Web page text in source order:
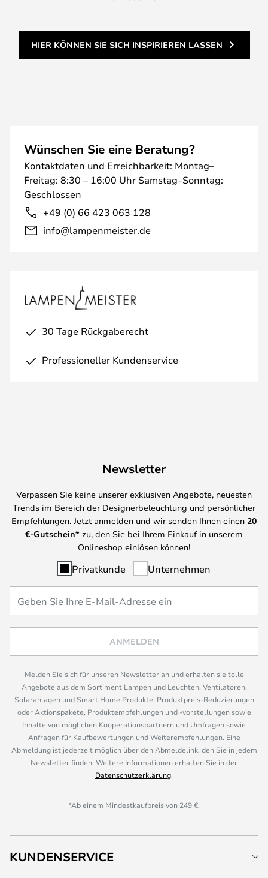
HIER KÖNNEN SIE SICH INSPIRIEREN LASSEN
Wünschen Sie eine Beratung?
Kontaktdaten und Erreichbarkeit: Montag–
Freitag: 8:30 – 16:00 Uhr Samstag–Sonntag:
Geschlossen
+49 (0) 66 423 063 128
info@lampenmeister.de
30 Tage Rückgaberecht
Professioneller Kundenservice
Newsletter
Verpassen Sie keine unserer exklusiven Angebote, neuesten
Trends im Bereich der Designerbeleuchtung und persönlicher
Empfehlungen. Jetzt anmelden und wir senden Ihnen einen 20
€-Gutschein* zu, den Sie bei Ihrem Einkauf in unserem
Onlineshop einlösen können!
Privatkunde Unternehmen
ANMELDEN
Melden Sie sich für unseren Newsletter an und erhalten sie tolle
Angebote aus dem Sortiment Lampen und Leuchten, Ventilatoren,
Solaranlagen und Smart Home Produkte, Produktpreis-Reduzierungen
oder Aktionspakete, Produktempfehlungen und -vorstellungen sowie
Inhalte von möglichen Kooperationspartnern und Umfragen sowie
Anfragen für Kaufbewertungen und Weiterempfehlungen. Eine
Abmeldung ist jederzeit möglich über den Abmeldelink, den Sie in jedem
Newsletter finden. Weitere Informationen erhalten Sie in der
Datenschutzerklärung.
*Ab einem Mindestkaufpreis von 249 €.
KUNDENSERVICE